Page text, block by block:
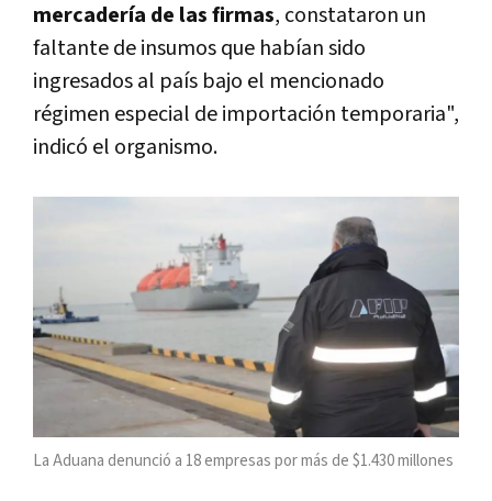
mercadería de las firmas, constataron un
faltante de insumos que habían sido
ingresados al país bajo el mencionado
régimen especial de importación temporaria",
indicó el organismo.
La Aduana denunció a 18 empresas por más de $1.430 millones